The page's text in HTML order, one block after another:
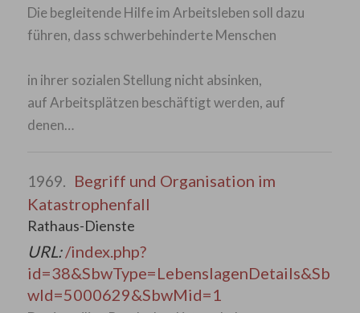
Die begleitende Hilfe im Arbeitsleben soll dazu
führen, dass schwerbehinderte Menschen
in ihrer sozialen Stellung nicht absinken,
auf Arbeitsplätzen beschäftigt werden, auf
denen…
1969. Begriff und Organisation im
Katastrophenfall
Rathaus-Dienste
URL:/index.php?
id=38&SbwType=LebenslagenDetails&Sb
wId=5000629&SbwMid=1